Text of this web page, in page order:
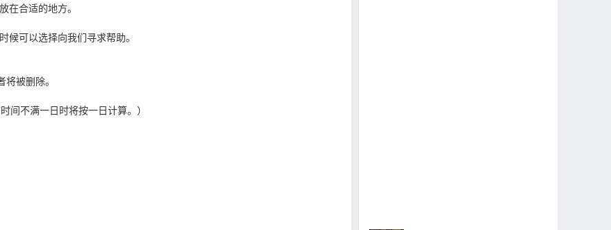
在合适的地方。
可以选择向我们寻求帮助。
被删除。
间不满一日时将按一日计算。）